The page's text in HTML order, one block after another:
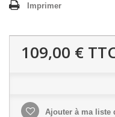
Imprimer
109,00 €
Ajouter à ma liste